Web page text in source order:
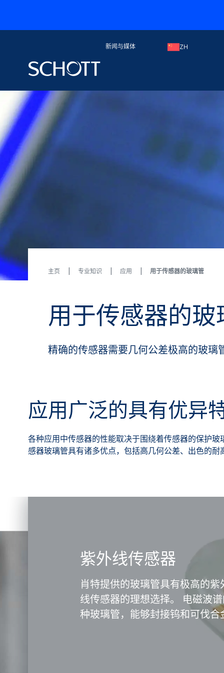
新闻与媒体 ZH
主页 专业知识 应用 用于传感器的玻璃管
用于传感器的玻
精确的传感器需要几何公差极高的玻
应用广泛的具有优异
各种应用中传感器的性能取决于围绕着传感器的保护
感器玻璃管具有诸多优点，包括高几何公差、出色的
紫外线传感器
肖特提供的玻璃管具有极高的
线传感器的理想选择。 电磁波
种玻璃管，能够封接钨和可伐